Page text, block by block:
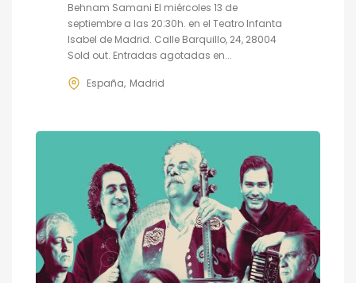
Behnam Samani El miércoles 13 de
septiembre a las 20:30h. en el Teatro Infanta
Isabel de Madrid. Calle Barquillo, 24, 28004
Sold out. Entradas agotadas en...
España Madrid